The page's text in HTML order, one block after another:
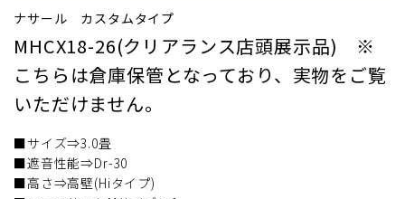
ナサール カスタムタイプ
MHCX18-26(クリアランス店頭展示品) ※
こちらは倉庫保管となっており、実物をご覧
いただけません。
■サイズ⇒3.0畳
■遮音性能⇒Dr-30
■高さ⇒高壁(Hiタイプ)